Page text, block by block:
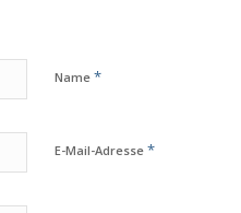
Name *
E-Mail-Adresse *